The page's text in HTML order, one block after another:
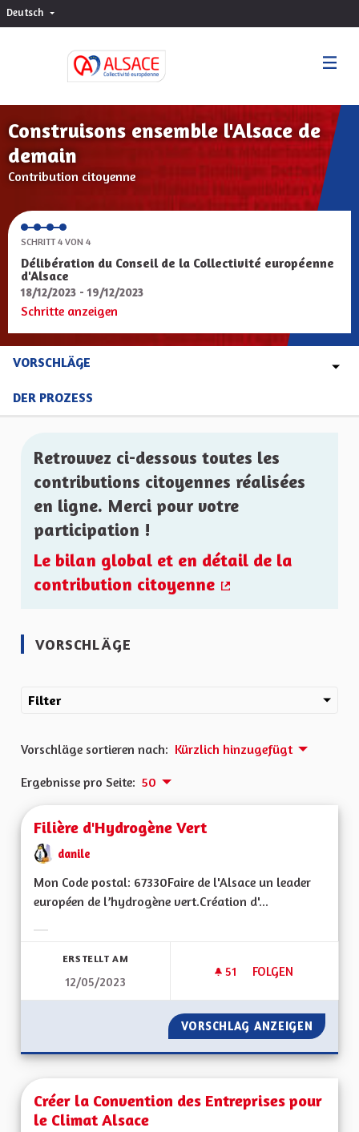
Deutsch Choisir la langue
Construisons ensemble l'Alsace de
demain
Contribution citoyenne
SCHRITT 4 VON 4
Délibération du Conseil de la Collectivité européenne
d'Alsace
18/12/2023 - 19/12/2023
Schritte anzeigen
VORSCHLÄGE
DER PROZESS
Retrouvez ci-dessous toutes les
contributions citoyennes réalisées
en ligne. Merci pour votre
participation !
Le bilan global et en détail de la
contribution citoyenne
VORSCHLÄGE
Filter
Vorschläge sortieren nach: Kürzlich hinzugefügt
Ergebnisse pro Seite: 50
Filière d'Hydrogène Vert
danile
Mon Code postal: 67330Faire de l'Alsace un leader
européen de l’hydrogène vert.Création d'...
ERSTELLT AM
12/05/2023
51 51 FOLLOWER
FOLGEN
FILIÈRE
VORSCHLAG ANZEIGEN
Créer la Convention des Entreprises pour
le Climat Alsace